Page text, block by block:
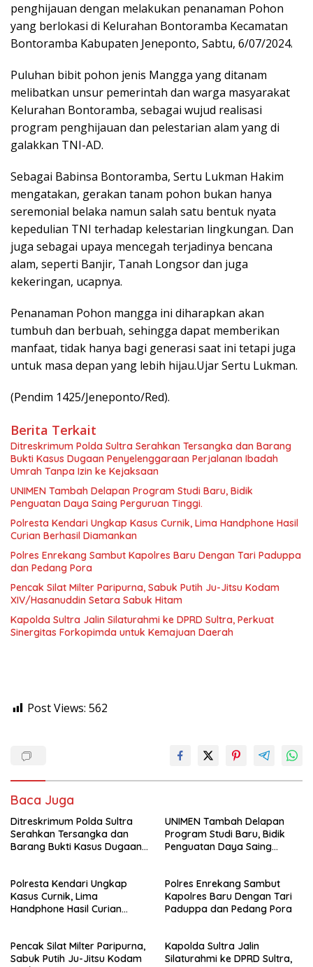
penghijauan dengan melakukan penanaman Pohon
yang berlokasi di Kelurahan Bontoramba Kecamatan
Bontoramba Kabupaten Jeneponto, Sabtu, 6/07/2024.
Puluhan bibit pohon jenis Mangga yang ditanam
melibatkan unsur pemerintah dan warga masyarakat
Kelurahan Bontoramba, sebagai wujud realisasi
program penghijauan dan pelestarian alam yang di
galakkan TNI-AD.
Sebagai Babinsa Bontoramba, Sertu Lukman Hakim
mengatakan, gerakan tanam pohon bukan hanya
seremonial belaka namun salah satu bentuk nyata
kepedulian TNI terhadap kelestarian lingkungan. Dan
juga sebagai upaya mencegah terjadinya bencana
alam, seperti Banjir, Tanah Longsor dan juga
kekeringan, ucapnya.
Penanaman Pohon mangga ini diharapkan akan
tumbuh dan berbuah, sehingga dapat memberikan
manfaat, tidak hanya bagi generasi saat ini tetapi juga
untuk masa depan yang lebih hijau.Ujar Sertu Lukman.
(Pendim 1425/Jeneponto/Red).
Berita Terkait
Ditreskrimum Polda Sultra Serahkan Tersangka dan Barang
Bukti Kasus Dugaan Penyelenggaraan Perjalanan Ibadah
Umrah Tanpa Izin ke Kejaksaan
UNIMEN Tambah Delapan Program Studi Baru, Bidik
Penguatan Daya Saing Perguruan Tinggi.
Polresta Kendari Ungkap Kasus Curnik, Lima Handphone Hasil
Curian Berhasil Diamankan
Polres Enrekang Sambut Kapolres Baru Dengan Tari Paduppa
dan Pedang Pora
Pencak Silat Milter Paripurna, Sabuk Putih Ju-Jitsu Kodam
XIV/Hasanuddin Setara Sabuk Hitam
Kapolda Sultra Jalin Silaturahmi ke DPRD Sultra, Perkuat
Sinergitas Forkopimda untuk Kemajuan Daerah
Post Views: 562
Baca Juga
Ditreskrimum Polda Sultra
Serahkan Tersangka dan
Barang Bukti Kasus Dugaan
Kejaksaan
UNIMEN Tambah Delapan
Program Studi Baru, Bidik
Penguatan Daya Saing
Polresta Kendari Ungkap
Kasus Curnik, Lima
Handphone Hasil Curian
Polres Enrekang Sambut
Kapolres Baru Dengan Tari
Paduppa dan Pedang Pora
Pencak Silat Milter Paripurna,
Sabuk Putih Ju-Jitsu Kodam
Kapolda Sultra Jalin
Silaturahmi ke DPRD Sultra,